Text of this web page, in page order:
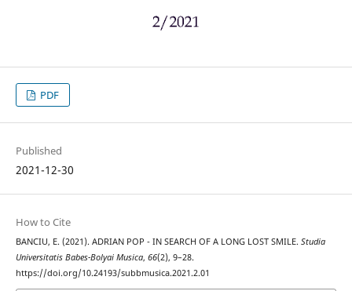
PDF
Published
2021-12-30
How to Cite
BANCIU, E. (2021). ADRIAN POP - IN SEARCH OF A LONG LOST SMILE. Studia
Universitatis Babes-Bolyai Musica, 66(2), 9–28.
https://doi.org/10.24193/subbmusica.2021.2.01